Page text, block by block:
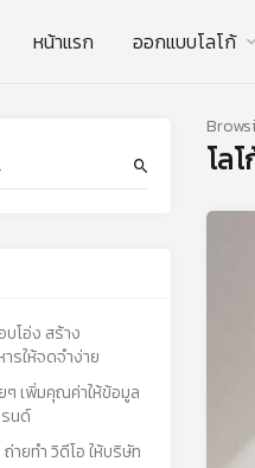
หน้าแรก ออกแบบโลโก้
โล
บโอ่ง สร้าง
รให้จดจำง่าย
เพิ่มคุณค่าให้ข้อมูล
นด์
ายทำ วิดีโอ ให้บริษัท